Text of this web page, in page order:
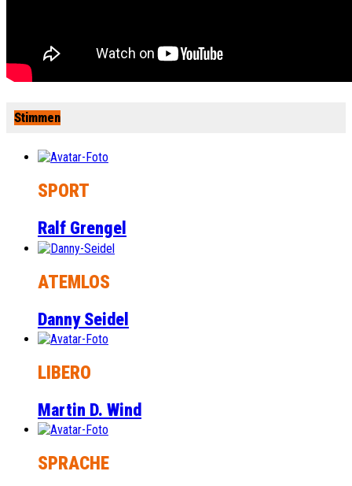
Stimmen
SPORT
Ralf Grengel
ATEMLOS
Danny Seidel
LIBERO
Martin D. Wind
SPRACHE